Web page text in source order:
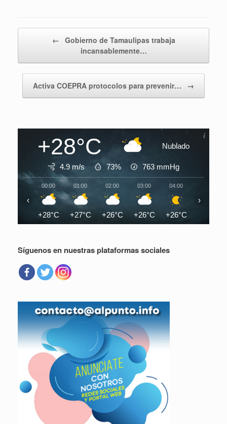
← Gobierno de Tamaulipas trabaja
incansablemente…
Activa COEPRA protocolos para prevenir… →
+28°C Nublado
4.9 m/s 73% 763 mmHg
00:00
+28°C
01:00
+27°C
02:00
+26°C
03:00
+26°C
04:00
+26°C
‹ ›
Síguenos en nuestras plataformas sociales